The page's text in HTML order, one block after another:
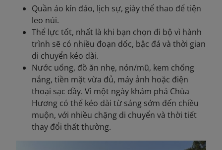
Quần áo kín đáo, lịch sự, giày thể thao để tiện
leo núi.
Thể lực tốt, nhất là khi bạn chọn đi bộ vì hành
trình sẽ có nhiều đoạn dốc, bậc đá và thời gian
di chuyển kéo dài.
Nước uống, đồ ăn nhẹ, nón/mũ, kem chống
nắng, tiền mặt vừa đủ, máy ảnh hoặc điện
thoại sạc đầy. Vì một ngày khám phá Chùa
Hương có thể kéo dài từ sáng sớm đến chiều
muộn, với nhiều chặng di chuyển và thời tiết
thay đổi thất thường.